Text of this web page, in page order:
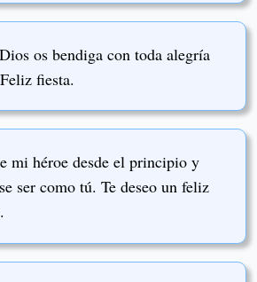
os bendiga con toda alegría
fiesta.
mi héroe desde el principio y
ser como tú. Te deseo un feliz